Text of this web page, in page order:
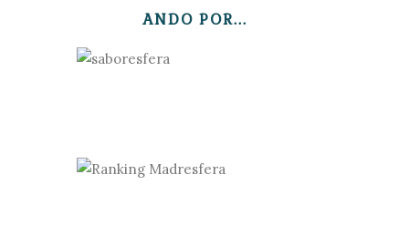
ANDO POR...